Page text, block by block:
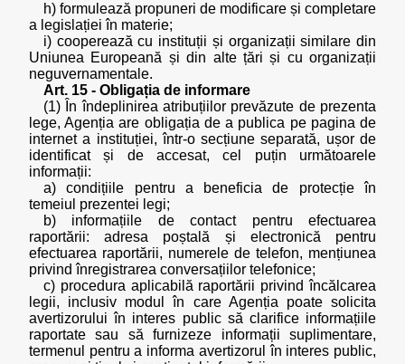
h) formulează propuneri de modificare și completare
a legislației în materie;
i) cooperează cu instituții și organizații similare din
Uniunea Europeană și din alte țări și cu organizații
neguvernamentale.
Art. 15 - Obligația de informare
(1) În îndeplinirea atribuțiilor prevăzute de prezenta
lege, Agenția are obligația de a publica pe pagina de
internet a instituției, într-o secțiune separată, ușor de
identificat și de accesat, cel puțin următoarele
informații:
a) condițiile pentru a beneficia de protecție în
temeiul prezentei legi;
b) informațiile de contact pentru efectuarea
raportării: adresa poștală și electronică pentru
efectuarea raportării, numerele de telefon, mențiunea
privind înregistrarea conversațiilor telefonice;
c) procedura aplicabilă raportării privind încălcarea
legii, inclusiv modul în care Agenția poate solicita
avertizorului în interes public să clarifice informațiile
raportate sau să furnizeze informații suplimentare,
termenul pentru a informa avertizorul în interes public,